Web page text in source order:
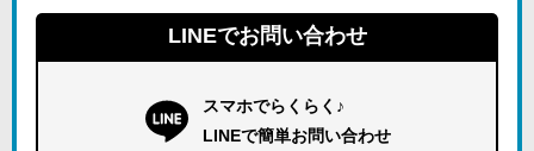
LINEでお問い合わせ
スマホでらくらく♪
LINEで簡単お問い合わせ